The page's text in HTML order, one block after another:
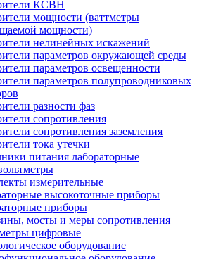
КСВН
мощности (ваттметры
мощности)
нелинейных искажений
параметров окружающей среды
параметров освещенности
параметров полупроводниковых
разности фаз
сопротивления
сопротивления заземления
тока утечки
питания лабораторные
измерительные
высокоточные приборы
приборы
мосты и меры сопротивления
цифровые
оборудование